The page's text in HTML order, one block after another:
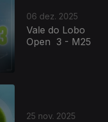
06 dez. 2025
Vale do Lobo
Open 3 - M25
25 nov. 2025